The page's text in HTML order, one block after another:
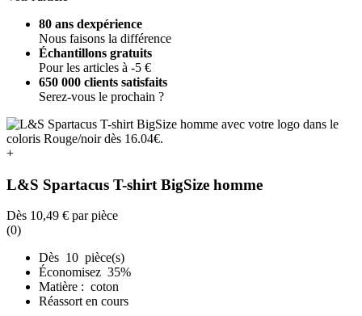
80 ans dexpérience
Nous faisons la différence
Échantillons gratuits
Pour les articles à -5 €
650 000 clients satisfaits
Serez-vous le prochain ?
+
L&S Spartacus T-shirt BigSize homme
Dès 10,49 € par pièce
(0)
Dès 10 pièce(s)
Économisez 35%
Matière : coton
Réassort en cours